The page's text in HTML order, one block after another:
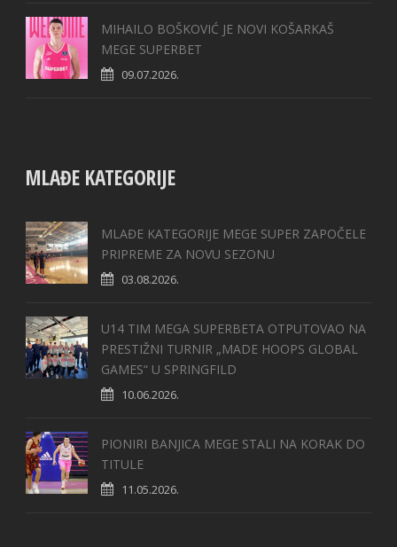
MIHAILO BOŠKOVIĆ JE NOVI KOŠARKAŠ
MEGE SUPERBET
09.07.2026.
MLAĐE KATEGORIJE
MLAĐE KATEGORIJE MEGE SUPER ZAPOČELE
PRIPREME ZA NOVU SEZONU
03.08.2026.
U14 TIM MEGA SUPERBETA OTPUTOVAO NA
PRESTIŽNI TURNIR „MADE HOOPS GLOBAL
GAMES“ U SPRINGFILD
10.06.2026.
PIONIRI BANJICA MEGE STALI NA KORAK DO
TITULE
11.05.2026.